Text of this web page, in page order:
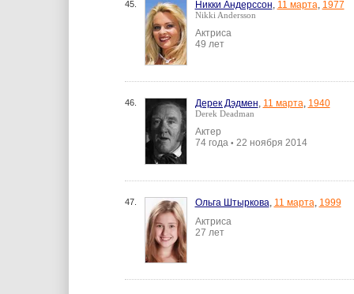
45. Никки Андерссон, 11 марта, 1977
Nikki Andersson
Актриса
49 лет
46. Дерек Дэдмен, 11 марта, 1940
Derek Deadman
Актер
74 года • 22 ноября 2014
47. Ольга Штыркова, 11 марта, 1999
Актриса
27 лет